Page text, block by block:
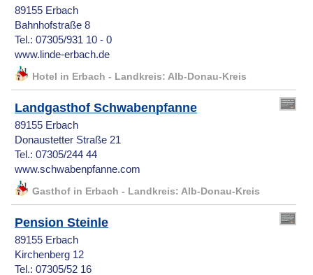
89155 Erbach
Bahnhofstraße 8
Tel.: 07305/931 10 - 0
www.linde-erbach.de
Hotel in Erbach - Landkreis: Alb-Donau-Kreis
Landgasthof Schwabenpfanne
89155 Erbach
Donaustetter Straße 21
Tel.: 07305/244 44
www.schwabenpfanne.com
Gasthof in Erbach - Landkreis: Alb-Donau-Kreis
Pension Steinle
89155 Erbach
Kirchenberg 12
Tel.: 07305/52 16